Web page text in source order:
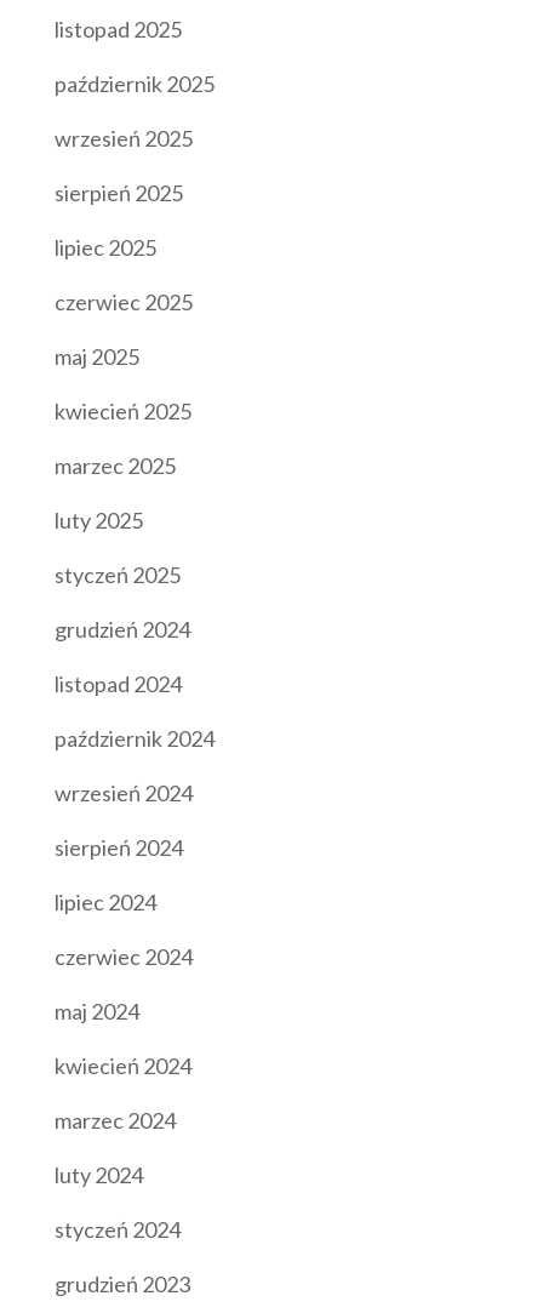
listopad 2025
październik 2025
wrzesień 2025
sierpień 2025
lipiec 2025
czerwiec 2025
maj 2025
kwiecień 2025
marzec 2025
luty 2025
styczeń 2025
grudzień 2024
listopad 2024
październik 2024
wrzesień 2024
sierpień 2024
lipiec 2024
czerwiec 2024
maj 2024
kwiecień 2024
marzec 2024
luty 2024
styczeń 2024
grudzień 2023